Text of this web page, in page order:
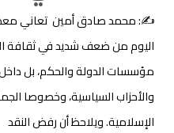
✍: محمد صادق أمين تعاني
اليوم من ضعف شديد في ثقافة
مؤسسات الدولة والحكم، بل
والأحزاب السياسية، وخصوصا
الإسلامية. ويلاحظ أن رفض النقد